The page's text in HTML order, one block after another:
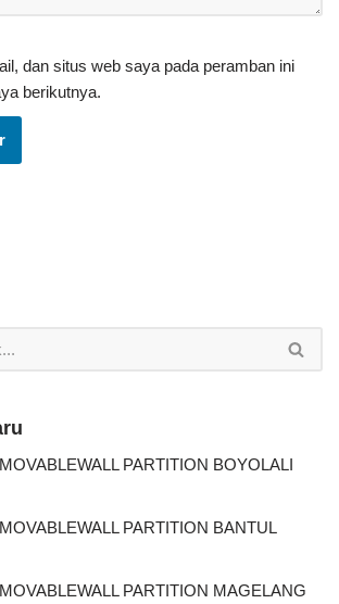
dan situs web saya pada peramban ini
berikutnya.
PARTITION BOYOLALI
PARTITION BANTUL
PARTITION MAGELANG